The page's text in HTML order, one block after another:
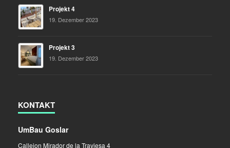
Projekt 4
19. Dezember 2023
Projekt 3
19. Dezember 2023
KONTAKT
UmBau Goslar
Callejon Mirador de la Traviesa 4